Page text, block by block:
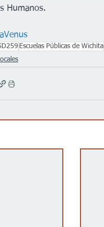
Humanos.
Escuelas Públicas de Wichita